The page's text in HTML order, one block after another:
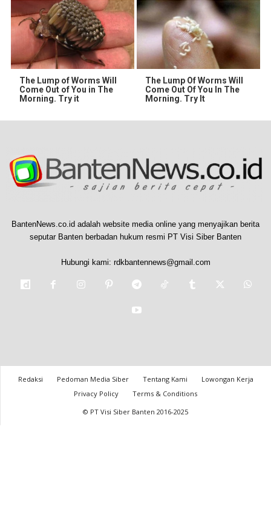
The Lump of Worms Will
Come Out of You in The
Morning. Try it
The Lump Of Worms Will
Come Out Of You In The
Morning. Try It
BantenNews.co.id adalah website media online yang menyajikan berita
seputar Banten berbadan hukum resmi PT Visi Siber Banten
Hubungi kami: rdkbantennews@gmail.com
Redaksi Pedoman Media Siber Tentang Kami
Lowongan Kerja
Privacy Policy
Terms & Conditions
© PT Visi Siber Banten 2016-2025